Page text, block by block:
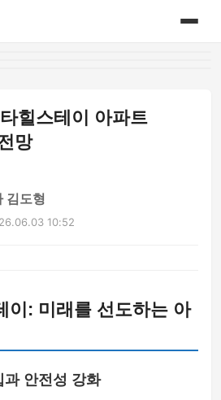
힐스테이 아파트
망
김도형
10:52
이: 미래를 선도하는 아
과 안전성 강화